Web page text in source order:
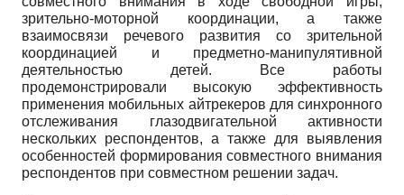
зрительно-моторной координации, а также
взаимосвязи речевого развития со зрительной
координацией и предметно-манипулятивной
деятельностью детей. Все работы
продемонстрировали высокую эффективность
применения мобильных айтрекеров для синхронного
отслеживания глазодвигательной активности
нескольких респондентов, а также для выявления
особенностей формирования совместного внимания
респондентов при совместном решении задач.